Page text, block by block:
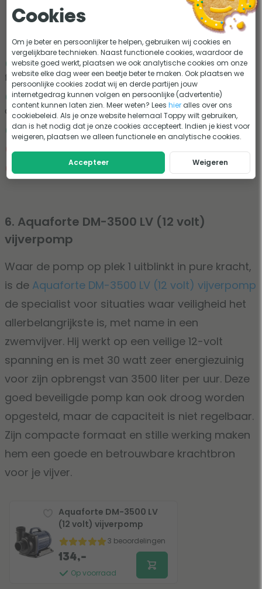
Op voorraad
Geschikt voor aansluiting op beekloop, fontein,
filteren en waterval
Laag stroomverbruik in verhouding tot de
opvoerhoogte en flow
Beter bestand tegen slijtage dankzij keramische as
Pomp is niet regelbaar
Alleen geschikt in volledig natte opstelling
6. Aquaforte DM-3500 LV (12 volt)
vijverpomp
Waar de pomp op plek 1 uitblinkt in pure kracht,
is de Aquaforte DM-3500 LV (12 volt) vijverpomp
de specialist voor situaties waar veiligheid het
allerbelangrijkste is, met name in een
zwemvijver. Hij werkt op een veilige 12-volt
spanning en is met 30 watt zeer energiezuinig
voor zijn opbrengst van 3500 liter per uur. Deze
goed beveiligde pomp kan ook droog worden
opgesteld, maar de capaciteit is niet regelbaar.
Zijn compacte formaat en stille werking maken
hem een goede en betrouwbare krachtbron
voor je vijver.
Aquaforte DM-3500 LV
(12 volt) vijverpomp
3 beoordelingen
Op voorraad
134,-
Cookies
Om je beter en persoonlijker te helpen, gebruiken wij cookies en
vergelijkbare technieken. Naast functionele cookies, waardoor de
website goed werkt, plaatsen we ook analytische cookies om onze
website elke dag weer een beetje beter te maken. Ook plaatsen we
persoonlijke cookies zodat wij en derde partijen jouw
internetgedrag kunnen volgen en persoonlijke (advertentie)
content kunnen laten zien. Meer weten? Leeshier alles over ons
cookiebeleid. Als je onze website helemaal Toppy wilt gebruiken,
dan is het nodig dat je onze cookies accepteert. Indien je kiest voor
weigeren, plaatsen we alleen functionele en analytische cookies.
Accepteer Weigeren